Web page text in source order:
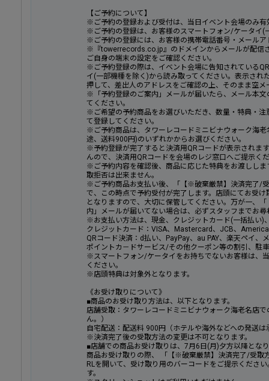
【ご予約について】
※ご予約の登録および受付は、当日イベント会場のみ有
※ご予約の登録は、お客様のスマートフォン/ケータイ(
※ご予約の登録には、お客様の携帯電話番号・メールア
※『towerrecords.co.jp』のドメインからメールが配信
ご自身の端末の設定をご確認ください。
※ご予約登録の際は、イベント会場に告知されている
イ(一部機種を除く)から読み取ってください。表示され
押して、差出人のアドレスをご確認の上、そのまま空
※「予約登録のご案内」メールが届いたら、メール本文
てください。
※ご希望の予約商品をお選びいただき、数量・特典・
て登録してください。
※ご予約商品は、タワーレコードミニビナウォーク海
途、送料900円)のいずれかからお選びください。
※予約登録が完了すると決済用QRコードが表示されま
んので、決済用QRコードを会場のレジ窓口へご提示く
※ご予約内容を確認後、商品に応じた特典をお渡しし
取拒否は出来ません。
※ご予約商品お支払い後、「【※破棄厳禁】決済完了/
で、この時点で予約受付が完了します。店頭にてお受
となりますので、大切に保管してください。万が一、
内」メールが届いてない場合は、必ずスタッフまでお尋
※お支払い方法は、現金、クレジットカード(一括払い)
クレジットカード：VISA、Mastercard、JCB、
QRコード決済：d払い、PayPay、au PAY、楽天ペイ、
ポイントカ－ドサービス/その他クーポン等の割引、駐
※スマートフォン/ケータイをお持ちでないお客様は、
ください。
※店頭特典は対象外となります。
《お受け取りについて》
■商品のお受け取り方法は、以下となります。
店舗受取：タワーレコードミニビナウォーク海老名店
ん。）
自宅配送：配送料 900円（ホテルや海外などへの発送は
※決済完了後の受取方法の変更は不可となります。
■店舗での商品お受け取りは、7月6日(月)夕方以降とな
商品お受け取りの際、 「【※破棄厳禁】決済完了/受取
RLを開いて、受け取り用のバーコードをご提示くださ
す。